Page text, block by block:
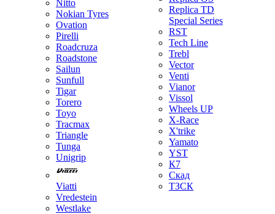
Nitto
Nokian Tyres
Ovation
Pirelli
Roadcruza
Roadstone
Sailun
Sunfull
Tigar
Torero
Toyo
Tracmax
Triangle
Tunga
Unigrip
Viatti
Vredestein
Westlake
Replica TD
Special Series
RST
Tech Line
Trebl
Vector
Venti
Vianor
Vissol
Wheels UP
X-Race
X'trike
Yamato
YST
К7
Скад
ТЗСК